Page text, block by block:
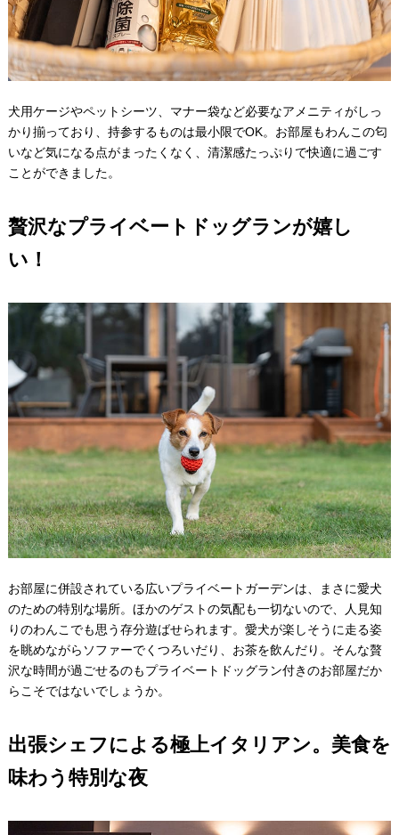
犬用ケージやペットシーツ、マナー袋など必要なアメニティがしっ
かり揃っており、持参するものは最小限でOK。お部屋もわんこの匂
いなど気になる点がまったくなく、清潔感たっぷりで快適に過ごす
ことができました。
贅沢なプライベートドッグランが嬉し
い！
お部屋に併設されている広いプライベートガーデンは、まさに愛犬
のための特別な場所。ほかのゲストの気配も一切ないので、人見知
りのわんこでも思う存分遊ばせられます。愛犬が楽しそうに走る姿
を眺めながらソファーでくつろいだり、お茶を飲んだり。そんな贅
沢な時間が過ごせるのもプライベートドッグラン付きのお部屋だか
らこそではないでしょうか。
出張シェフによる極上イタリアン。美食を
味わう特別な夜